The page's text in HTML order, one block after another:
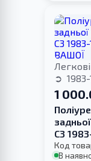
1983-
1
С3
ВАШОЇ
Код
В